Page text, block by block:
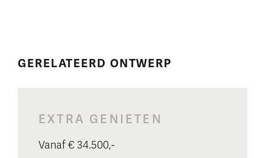
GERELATEERD ONTWERP
EXTRA GENIETEN
Vanaf € 34.500,-